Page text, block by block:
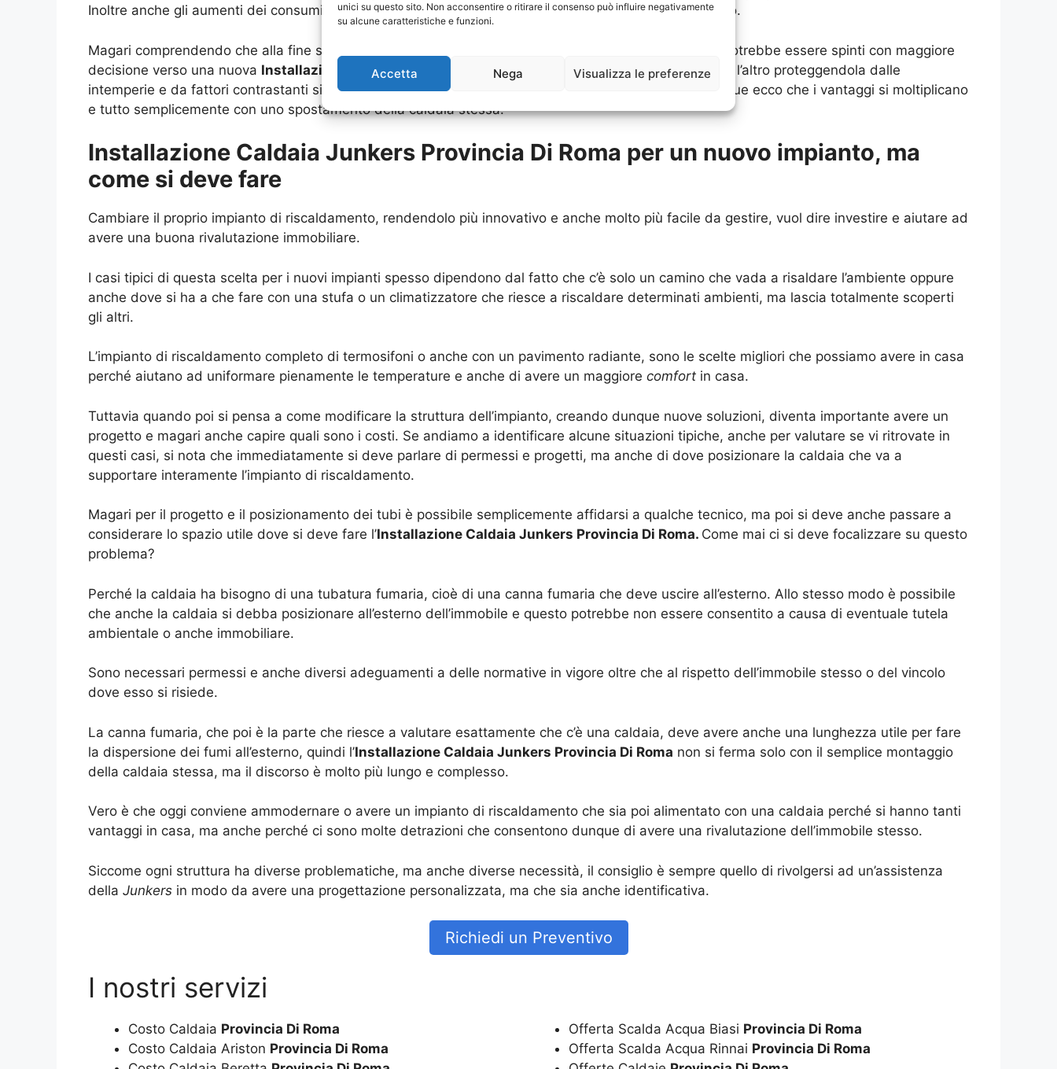
unici su questo sito. Non acconsentire o ritirare il consenso può influire negativamente
su alcune caratteristiche e funzioni.
Accetta Nega Visualizza le preferenze
Inoltre anche gli aumenti dei consumi sono un chiaro “segno” che c’è un rallentamento del meccanismo.
Magari comprendendo che alla fine si hanno diversi svantaggi, tra cui anche i consumi aumentati, si potrebbe essere spinti con maggiore
decisione verso una nuova Installazione Caldaia Junkers Provincia Di Romache già si possiede. Tra l’altro proteggendola dalle
intemperie e da fattori contrastanti si ha anche una maggiore “buona salute” di questa struttura. Dunque ecco che i vantaggi si moltiplicano
e tutto semplicemente con uno spostamento della caldaia stessa.
Installazione Caldaia Junkers Provincia Di Roma per un nuovo impianto, ma
come si deve fare
Cambiare il proprio impianto di riscaldamento, rendendolo più innovativo e anche molto più facile da gestire, vuol dire investire e aiutare ad
avere una buona rivalutazione immobiliare.
I casi tipici di questa scelta per i nuovi impianti spesso dipendono dal fatto che c’è solo un camino che vada a risaldare l’ambiente oppure
anche dove si ha a che fare con una stufa o un climatizzatore che riesce a riscaldare determinati ambienti, ma lascia totalmente scoperti
gli altri.
L’impianto di riscaldamento completo di termosifoni o anche con un pavimento radiante, sono le scelte migliori che possiamo avere in casa
perché aiutano ad uniformare pienamente le temperature e anche di avere un maggiore comfort in casa.
Tuttavia quando poi si pensa a come modificare la struttura dell’impianto, creando dunque nuove soluzioni, diventa importante avere un
progetto e magari anche capire quali sono i costi. Se andiamo a identificare alcune situazioni tipiche, anche per valutare se vi ritrovate in
questi casi, si nota che immediatamente si deve parlare di permessi e progetti, ma anche di dove posizionare la caldaia che va a
supportare interamente l’impianto di riscaldamento.
Magari per il progetto e il posizionamento dei tubi è possibile semplicemente affidarsi a qualche tecnico, ma poi si deve anche passare a
considerare lo spazio utile dove si deve fare l’Installazione Caldaia Junkers Provincia Di Roma. Come mai ci si deve focalizzare su questo
problema?
Perché la caldaia ha bisogno di una tubatura fumaria, cioè di una canna fumaria che deve uscire all’esterno. Allo stesso modo è possibile
che anche la caldaia si debba posizionare all’esterno dell’immobile e questo potrebbe non essere consentito a causa di eventuale tutela
ambientale o anche immobiliare.
Sono necessari permessi e anche diversi adeguamenti a delle normative in vigore oltre che al rispetto dell’immobile stesso o del vincolo
dove esso si risiede.
La canna fumaria, che poi è la parte che riesce a valutare esattamente che c’è una caldaia, deve avere anche una lunghezza utile per fare
la dispersione dei fumi all’esterno, quindi l’Installazione Caldaia Junkers Provincia Di Roma non si ferma solo con il semplice montaggio
della caldaia stessa, ma il discorso è molto più lungo e complesso.
Vero è che oggi conviene ammodernare o avere un impianto di riscaldamento che sia poi alimentato con una caldaia perché si hanno tanti
vantaggi in casa, ma anche perché ci sono molte detrazioni che consentono dunque di avere una rivalutazione dell’immobile stesso.
Siccome ogni struttura ha diverse problematiche, ma anche diverse necessità, il consiglio è sempre quello di rivolgersi ad un’assistenza
della Junkers in modo da avere una progettazione personalizzata, ma che sia anche identificativa.
Richiedi un Preventivo
I nostri servizi
Costo Caldaia Provincia Di Roma
Costo Caldaia Ariston Provincia Di Roma
Offerta Scalda Acqua Biasi Provincia Di Roma
Offerta Scalda Acqua Rinnai Provincia Di Roma